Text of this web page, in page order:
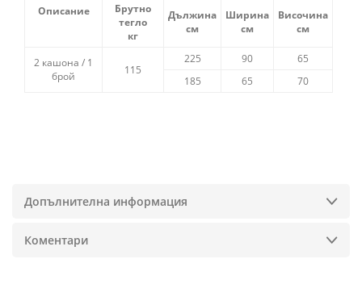
Описание
Брутно
тегло
кг
Дължина
см
Ширина
см
Височина
см
2 кашона / 1
брой
115
225 90
65
185
65 70
Допълнителна информация
Коментари